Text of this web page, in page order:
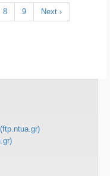
Σελίδα
8 Σελίδα
9
Next
page
Next ›
(ftp.ntua.gr)